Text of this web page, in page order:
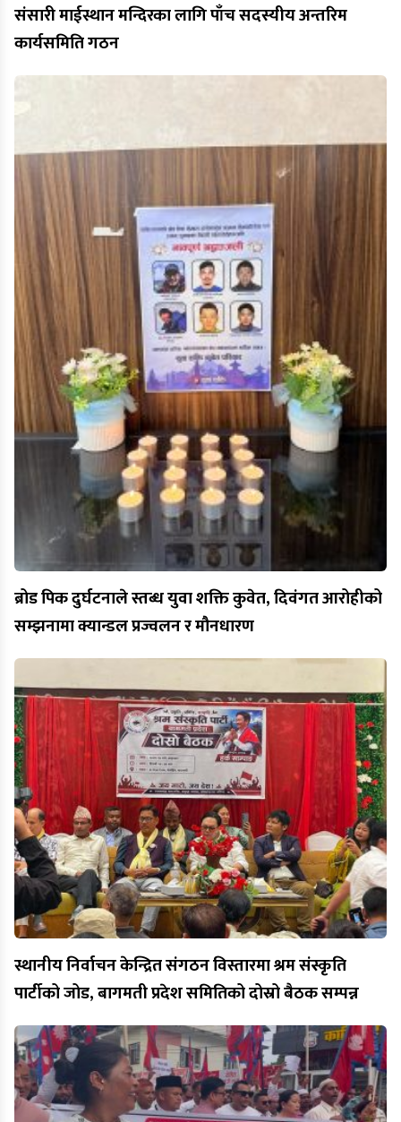
संसारी माईस्थान मन्दिरका लागि पाँच सदस्यीय अन्तरिम
कार्यसमिति गठन
ब्रोड पिक दुर्घटनाले स्तब्ध युवा शक्ति कुवेत, दिवंगत आरोहीको
सम्झनामा क्यान्डल प्रज्वलन र मौनधारण
स्थानीय निर्वाचन केन्द्रित संगठन विस्तारमा श्रम संस्कृति
पार्टीको जोड, बागमती प्रदेश समितिको दोस्रो बैठक सम्पन्न